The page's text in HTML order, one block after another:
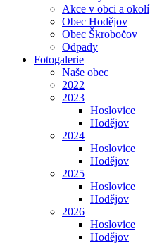
Akce v obci a okolí
Obec Hodějov
Obec Škrobočov
Odpady
Fotogalerie
Naše obec
2022
2023
Hoslovice
Hodějov
2024
Hoslovice
Hodějov
2025
Hoslovice
Hodějov
2026
Hoslovice
Hodějov